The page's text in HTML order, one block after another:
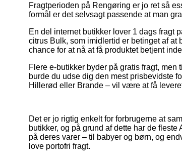
Fragtperioden på Rengøring er jo ret så
formål er det selvsagt passende at man
En del internet butikker lover 1 dags
citrus Bulk, som imidlertid er betinget af
chance for at nå at få produktet betjent
Flere e-butikker byder på gratis fragt,
burde du udse dig den mest prisbevidste
Hillerød eller Brande – vil være at få
Det er jo rigtig enkelt for forbrugerne at
butikker, og på grund af dette har de
på deres varer – til babyer og børn, og
love portofri fragt.